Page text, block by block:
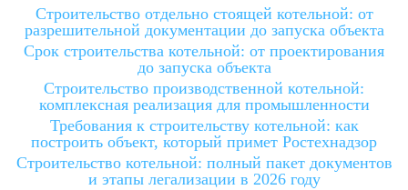
Строительство отдельно стоящей котельной: от
разрешительной документации до запуска объекта
Срок строительства котельной: от проектирования
до запуска объекта
Строительство производственной котельной:
комплексная реализация для промышленности
Требования к строительству котельной: как
построить объект, который примет Ростехнадзор
Строительство котельной: полный пакет документов
и этапы легализации в 2026 году